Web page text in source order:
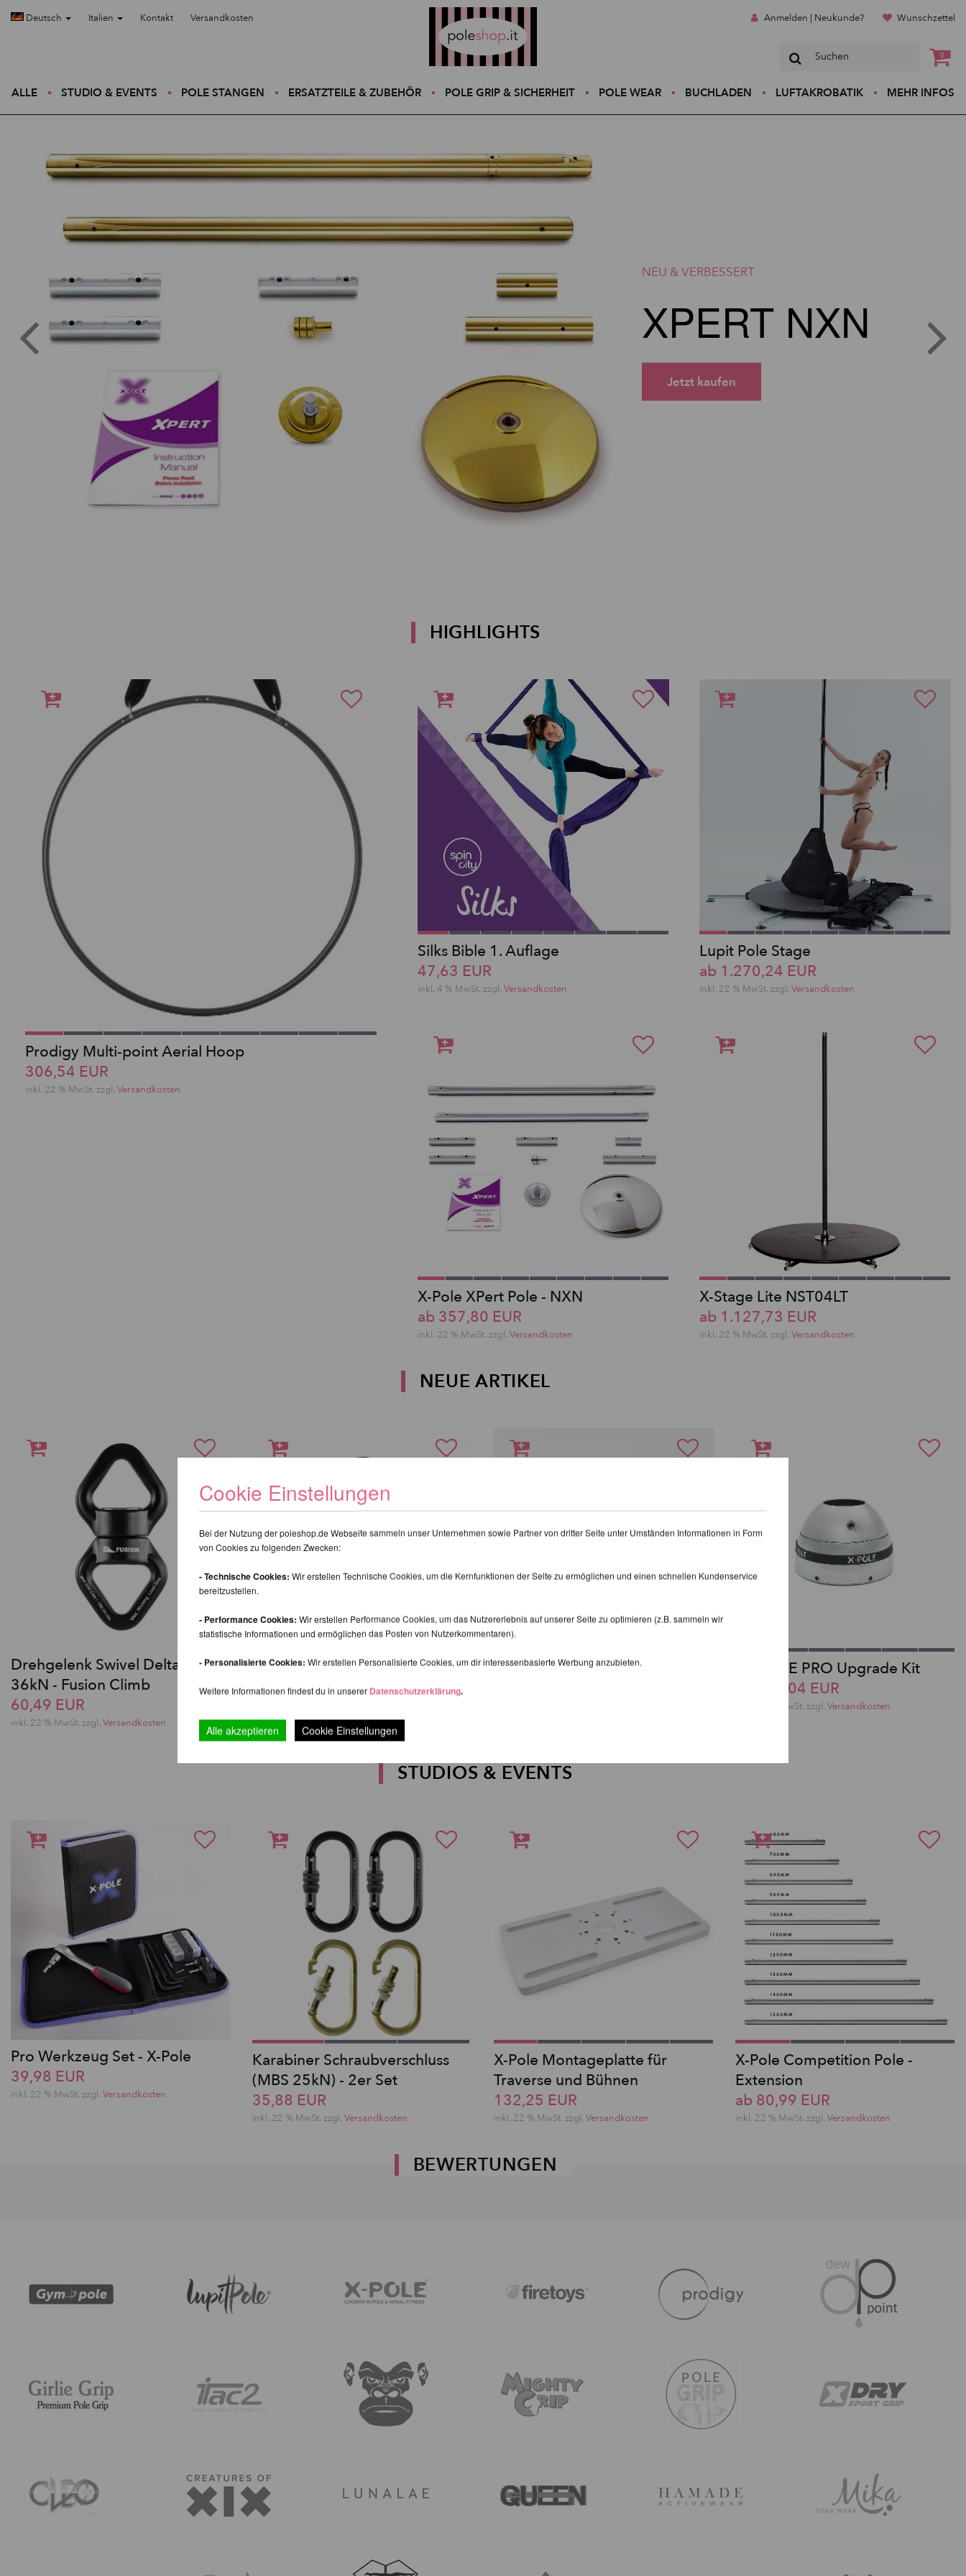
Deutsch Italien Kontakt Versandkosten Anmelden | Neukunde? Wunschzettel
0
ALLE STUDIO & EVENTS POLE STANGEN ERSATZTEILE & ZUBEHÖR POLE GRIP & SICHERHEIT POLE WEAR BUCHLADEN LUFTAKROBATIK MEHR INFOS
NEU & VERBESSERT
XPERT NXN
Jetzt kaufen
HIGHLIGHTS
Prodigy Multi-point Aerial Hoop
306,54 EUR
inkl. 22 % MwSt. zzgl. Versandkosten
Silks Bible 1. Auflage
47,63 EUR
inkl. 4 % MwSt. zzgl. Versandkosten
Lupit Pole Stage
ab 1.270,24 EUR
inkl. 22 % MwSt. zzgl. Versandkosten
X-Pole XPert Pole - NXN
ab 357,80 EUR
inkl. 22 % MwSt. zzgl. Versandkosten
X-Stage Lite NST04LT
ab 1.127,73 EUR
inkl. 22 % MwSt. zzgl. Versandkosten
NEUE ARTIKEL
Drehgelenk Swivel Delta MBS
36kN - Fusion Climb
60,49 EUR
inkl. 22 % MwSt. zzgl. Versandkosten
Drehgelenk Oval MBS 36kN -
Fusion Climb
inkl. 22 % MwSt. zzgl.Versandkosten
Lupit Pole Pro Stangenhalter
X-STAGE PRO Upgrade Kit
ab 205,04 EUR
inkl. 22 % MwSt. zzgl. Versandkosten
STUDIOS & EVENTS
Pro Werkzeug Set - X-Pole
39,98 EUR
inkl. 22 % MwSt. zzgl. Versandkosten
Karabiner Schraubverschluss
(MBS 25kN) - 2er Set
35,88 EUR
inkl. 22 % MwSt. zzgl. Versandkosten
X-Pole Montageplatte für
Traverse und Bühnen
132,25 EUR
inkl. 22 % MwSt. zzgl. Versandkosten
X-Pole Competition Pole -
Extension
ab 80,99 EUR
inkl. 22 % MwSt. zzgl. Versandkosten
BEWERTUNGEN
Cookie Einstellungen
Bei der Nutzung der poleshop.de Webseite sammeln unser Unternehmen sowie Partner von dritter Seite unter Umständen Informationen in Form
von Cookies zu folgenden Zwecken:
- Technische Cookies: Wir erstellen Technische Cookies, um die Kernfunktionen der Seite zu ermöglichen und einen schnellen Kundenservice
bereitzustellen.
- Performance Cookies: Wir erstellen Performance Cookies, um das Nutzererlebnis auf unserer Seite zu optimieren (z.B. sammeln wir
statistische Informationen und ermöglichen das Posten von Nutzerkommentaren).
- Personalisierte Cookies: Wir erstellen Personalisierte Cookies, um dir interessenbasierte Werbung anzubieten.
Weitere Informationen findest du in unserer Datenschutzerklärung.
Alle akzeptieren Cookie Einstellungen